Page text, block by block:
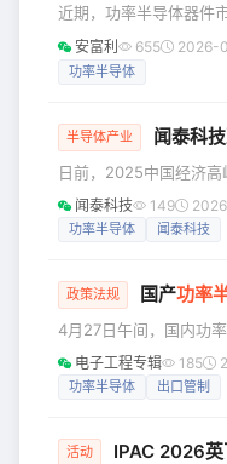
司长期坚持全球合规经
国出口管制法律法规。
搭建出口管制合规管理
近期，功率半导体器件
回升，呈现“量价齐升”
商发布调价通知，
设、数据中心电源架构
动化需求等多股力量的
一背景下，数据中心、
云计算平台对低损耗、
率开关器件提出了更高
术，为
安富利 655 2026-
功率半导体
半导体产业 闻泰科技荣登2025中国上市
日前，2025中国经济高
三届经济人物年会在北
场正式发布“2025中国
献，成功荣登该榜单，
业的标杆力量。 数据
上市公司品牌500强”总
42.03万亿元，平均品牌
智能
闻泰科技 149
功率半导体 闻泰科技
政策法规 国产功率
4月27日午间，国内功
扬杰科技突发公告：公
第20轮对俄罗斯制裁名
来最大规模对俄制裁，
电子工程专辑 185
功率半导体 出口管制
活动 IPAC 2026英飞凌智算电力基